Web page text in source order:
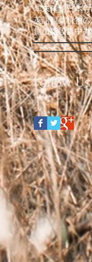
ここ最近の
年末年始日本寺
英語観葉植物
鋸山階段集中力
Follow Us